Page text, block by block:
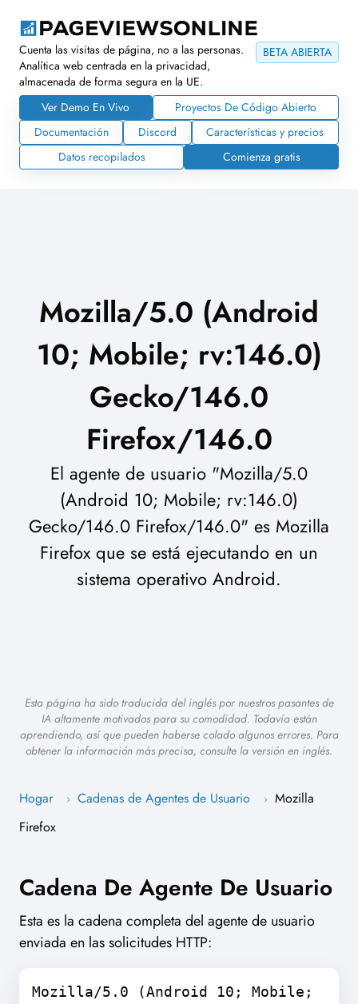
BETA ABIERTA
Cuenta las visitas de página, no a las personas.
Analítica web centrada en la privacidad,
almacenada de forma segura en la UE.
Ver Demo En Vivo
Proyectos De Código Abierto
Documentación
Discord
Características y precios
Datos recopilados
Comienza gratis
Mozilla/5.0 (Android
10; Mobile; rv:146.0)
Gecko/146.0
Firefox/146.0
El agente de usuario "Mozilla/5.0
(Android 10; Mobile; rv:146.0)
Gecko/146.0 Firefox/146.0" es Mozilla
Firefox que se está ejecutando en un
sistema operativo Android.
Esta página ha sido traducida del inglés por nuestros pasantes de
IA altamente motivados para su comodidad. Todavía están
aprendiendo, así que pueden haberse colado algunos errores. Para
obtener la información más precisa, consulte la versión en inglés.
Hogar › Cadenas de Agentes de Usuario › Mozilla
Firefox
Cadena De Agente De Usuario
Esta es la cadena completa del agente de usuario
enviada en las solicitudes HTTP:
Mozilla/5.0 (Android 10; Mobile;